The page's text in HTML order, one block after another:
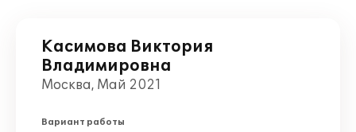
Касимова Виктория
Владимировна
Москва, Май 2021
Вариант работы